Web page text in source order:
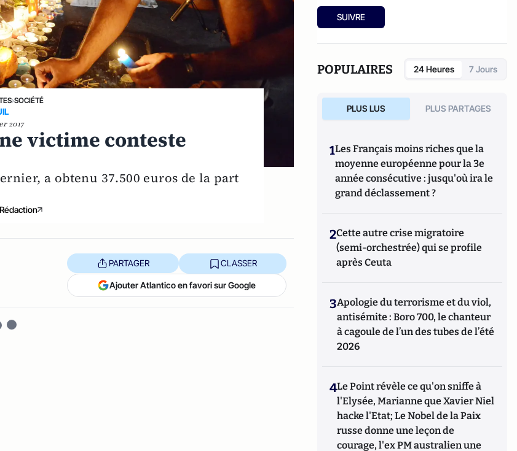
›SOCIÉTÉ
2017
victime conteste
a obtenu 37.500 euros de la part
PARTAGER CLASSER
Ajouter Atlantico en favori sur Google
SUIVRE
POPULAIRES 24 Heures 7 Jours
PLUS LUS PLUS PARTAGES
1Les Français moins riches que la
moyenne européenne pour la 3e
année consécutive : jusqu'où ira le
grand déclassement ?
2Cette autre crise migratoire
(semi-orchestrée) qui se profile
après Ceuta
3Apologie du terrorisme et du viol,
antisémite : Boro 700, le chanteur
à cagoule de l’un des tubes de l’été
2026
4Le Point révèle ce qu'on sniffe à
l'Elysée, Marianne que Xavier Niel
hacke l'Etat; Le Nobel de la Paix
russe donne une leçon de
courage, l'ex PM australien une